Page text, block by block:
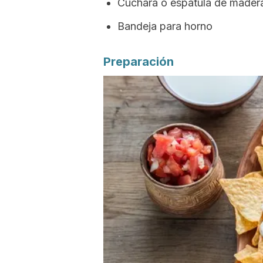
Cuchara o espátula de
Bandeja para horno
Preparación